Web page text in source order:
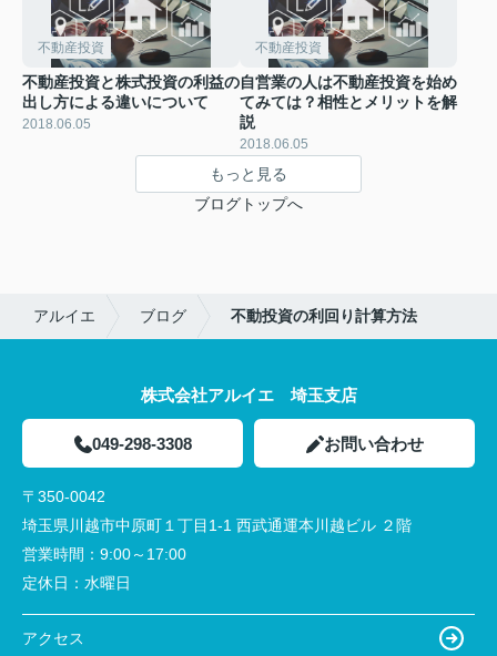
不動産投資
不動産投資と株式投資の利益の
出し方による違いについて
2018.06.05
不動産投資
自営業の人は不動産投資を始め
てみては？相性とメリットを解
説
2018.06.05
もっと見る
ブログトップへ
アルイエ ブログ 不動投資の利回り計算方法
株式会社アルイエ 埼玉支店
049-298-3308 お問い合わせ
〒350-0042
埼玉県川越市中原町１丁目1-1 西武通運本川越ビル ２階
営業時間： 9:00～17:00
定休日： 水曜日
アクセス